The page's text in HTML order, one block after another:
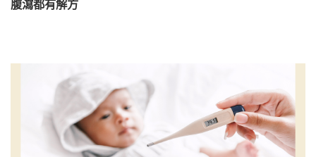
腹瀉都有解方